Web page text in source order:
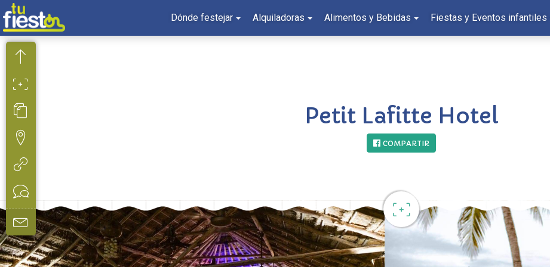
Dónde festejar Alquiladoras Alimentos y Bebidas Fiestas y Eventos infantiles
Petit Lafitte Hotel
COMPARTIR